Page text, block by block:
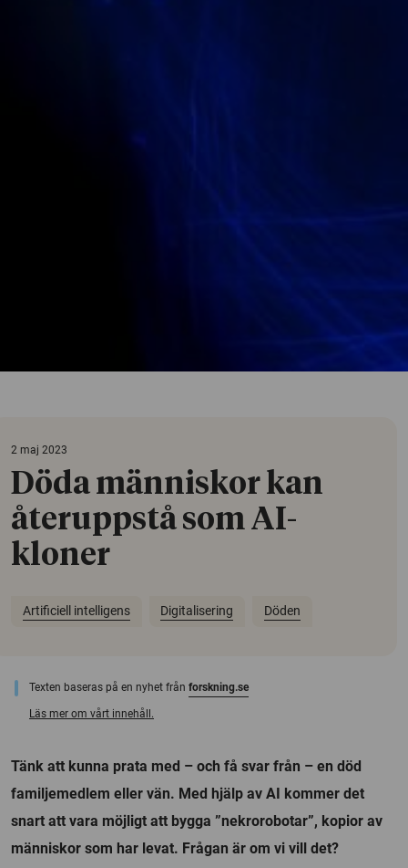
2 maj 2023
Döda människor kan
återuppstå som AI-
kloner
Artificiell intelligens Digitalisering Döden
Texten baseras på en nyhet från forskning.se
Läs mer om vårt innehåll.
Tänk att kunna prata med – och få svar från – en död
familjemedlem eller vän. Med hjälp av AI kommer det
snart att vara möjligt att bygga ”nekrorobotar”, kopior av
människor som har levat. Frågan är om vi vill det?